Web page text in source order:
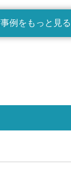
例をもっと見る